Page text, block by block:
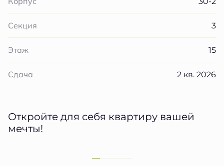
Секция 3
Этаж 15
Сдача 2 кв. 2026
Откройте для себя квартиру вашей
мечты!